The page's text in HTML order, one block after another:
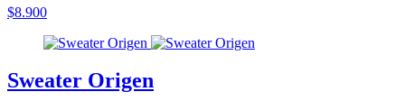
$8.900
Sweater Origen